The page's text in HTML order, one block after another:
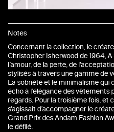
Notes
Concernant la collection, le
Christopher Isherwood de 1964,
l’amour, de la perte, de
stylisés à travers une gamme de
La sobriété et le minimalisme qui
écho à l’élégance des
regards. Pour la troisième fois, et
s’agissait d’accompagner le
Grand Prix des Andam Fashion
le défilé.